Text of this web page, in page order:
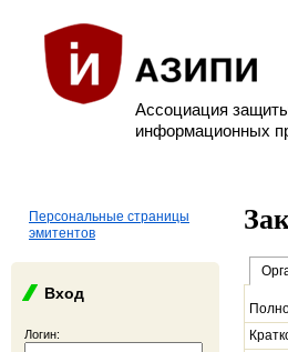
Ассоциация
информационных
Персональные страницы
эмитентов
Вход
Логин: